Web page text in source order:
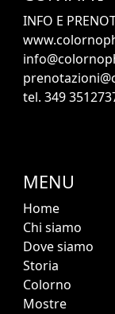
INFO E
tel. 349
MENU
Home
Chi siamo
Dove siamo
Storia
Colorno
Mostre